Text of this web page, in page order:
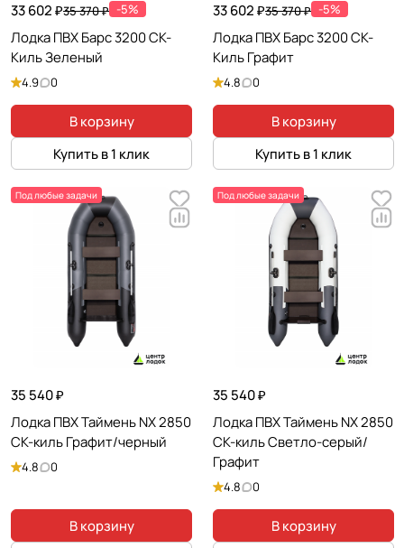
33 602 ₽35 370 ₽ -5%
Лодка ПВХ Барс 3200 СК-
Киль Зеленый
4.9 0
В корзину
Купить в 1 клик
33 602 ₽35 370 ₽ -5%
Лодка ПВХ Барс 3200 СК-
Киль Графит
4.8 0
В корзину
Купить в 1 клик
Под любые задачи
35 540 ₽
Лодка ПВХ Таймень NX 2850
СК-киль Графит/черный
4.8 0
В корзину
Под любые задачи
35 540 ₽
Лодка ПВХ Таймень NX 2850
СК-киль Светло-серый/
Графит
4.8 0
В корзину